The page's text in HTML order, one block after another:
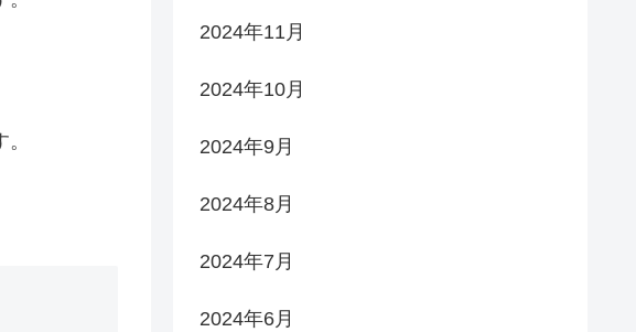
2024年11月
2024年10月
2024年9月
2024年8月
2024年7月
2024年6月